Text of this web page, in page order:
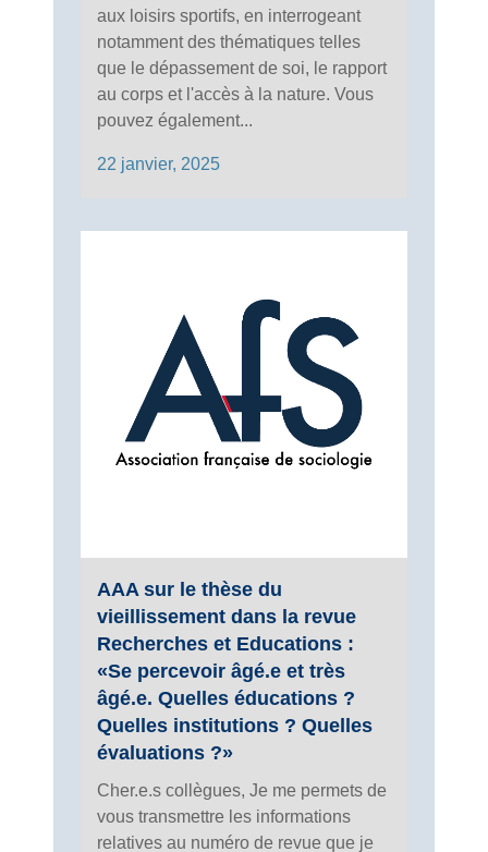
aux loisirs sportifs, en interrogeant
notamment des thématiques telles
que le dépassement de soi, le rapport
au corps et l'accès à la nature. Vous
pouvez également...
22 janvier, 2025
AAA sur le thèse du
vieillissement dans la revue
Recherches et Educations :
«Se percevoir âgé.e et très
âgé.e. Quelles éducations ?
Quelles institutions ? Quelles
évaluations ?»
Cher.e.s collègues, Je me permets de
vous transmettre les informations
relatives au numéro de revue que je